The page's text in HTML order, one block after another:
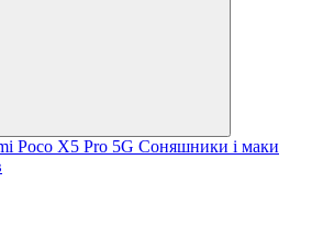
Poco X5 Pro 5G Соняшники і маки